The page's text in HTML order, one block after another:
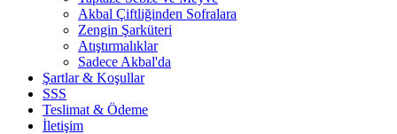
Akbal Çiftliğinden Sofralara
Zengin Şarküteri
Atıştırmalıklar
Sadece Akbal'da
Şartlar & Koşullar
SSS
Teslimat & Ödeme
İletişim